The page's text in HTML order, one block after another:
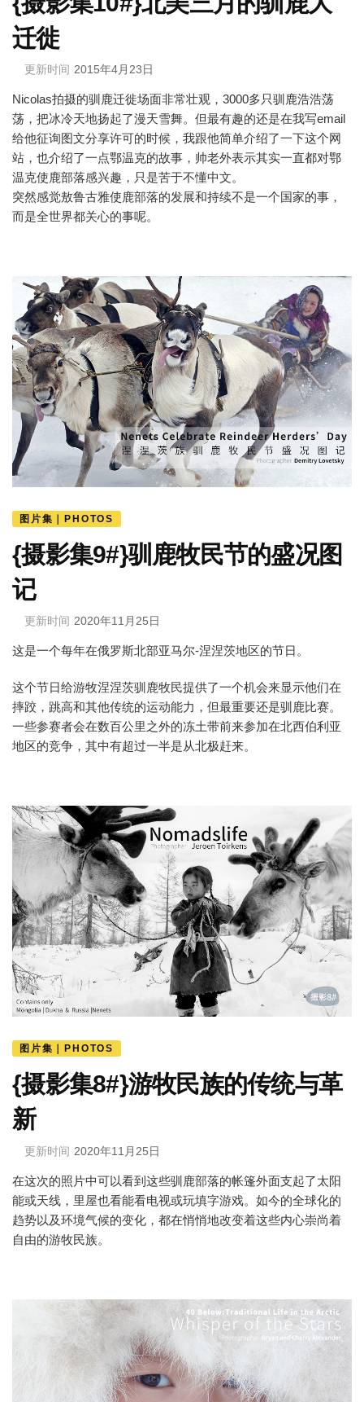
迁徙
更新时间 2015年4月23日
Nicolas拍摄的驯鹿迁徙场面非常壮观，3000多只驯鹿浩浩荡
荡，把冰冷天地扬起了漫天雪舞。但最有趣的还是在我写email
给他征询图文分享许可的时候，我跟他简单介绍了一下这个网
站，也介绍了一点鄂温克的故事，帅老外表示其实一直都对鄂
温克使鹿部落感兴趣，只是苦于不懂中文。
突然感觉敖鲁古雅使鹿部落的发展和持续不是一个国家的事，
而是全世界都关心的事呢。
图片集｜PHOTOS
{摄影集9#}驯鹿牧民节的盛况图
记
更新时间 2020年11月25日
这是一个每年在俄罗斯北部亚马尔-涅涅茨地区的节日。
这个节日给游牧涅涅茨驯鹿牧民提供了一个机会来显示他们在
摔跤，跳高和其他传统的运动能力，但最重要还是驯鹿比赛。
一些参赛者会在数百公里之外的冻土带前来参加在北西伯利亚
地区的竞争，其中有超过一半是从北极赶来。
图片集｜PHOTOS
{摄影集8#}游牧民族的传统与革
新
更新时间 2020年11月25日
在这次的照片中可以看到这些驯鹿部落的帐篷外面支起了太阳
能或天线，里屋也看能看电视或玩填字游戏。如今的全球化的
趋势以及环境气候的变化，都在悄悄地改变着这些内心崇尚着
自由的游牧民族。